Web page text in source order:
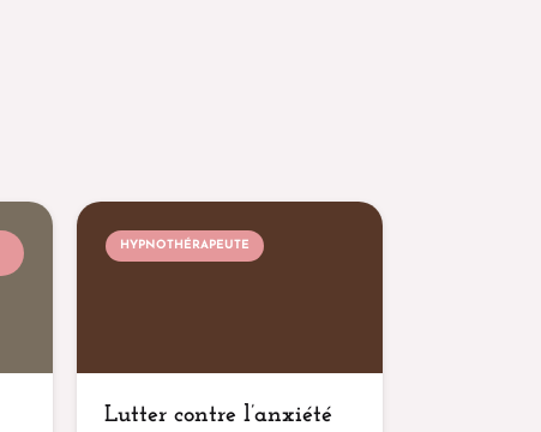
HYPNOTHÉRAPEUTE
Lutter contre l’anxiété